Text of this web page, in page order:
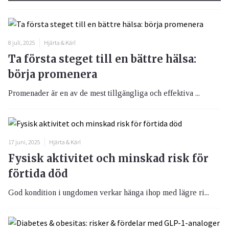
8 juli, 2025 Hjärta & Kärl
Ta första steget till en bättre hälsa:
börja promenera
Promenader är en av de mest tillgängliga och effektiva ...
17 juni, 2025 Hjärta & Kärl
Fysisk aktivitet och minskad risk för
förtida död
God kondition i ungdomen verkar hänga ihop med lägre ri...